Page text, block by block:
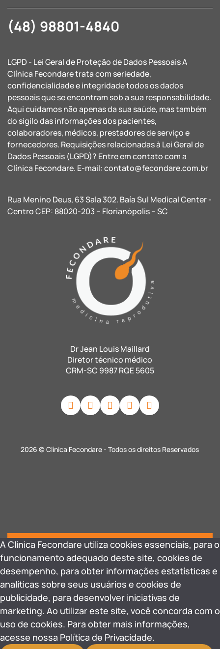
(48) 98801-4840
LGPD - Lei Geral de Proteção de Dados Pessoais A
Clínica Fecondare trata com seriedade,
confidencialidade e integridade todos os dados
pessoais que se encontram sob a sua responsabilidade.
Aqui cuidamos não apenas da sua saúde, mas também
do sigilo das informações dos pacientes,
colaboradores, médicos, prestadores de serviço e
fornecedores. Requisições relacionadas à Lei Geral de
Dados Pessoais (LGPD)? Entre em contato com a
Clínica Fecondare. E-mail:contato@fecondare.com.br
Rua Menino Deus, 63 Sala 302. Baía Sul Medical Center -
Centro CEP: 88020-203 – Florianópolis – SC
Dr Jean Louis Maillard
Diretor técnico médico
CRM-SC 9987 RQE 5605
2026 © Clínica Fecondare - Todos os direitos Reservados
A Clínica Fecondare utiliza cookies essenciais, para o
funcionamento adequado deste site, cookies de
desempenho, para obter informações estatísticas e
analíticas sobre seus usuários e cookies de
publicidade, para desenvolver iniciativas de
marketing. Ao utilizar este site, você concorda com o
uso de cookies. Para obter mais informações,
acesse nossa Política de Privacidade.